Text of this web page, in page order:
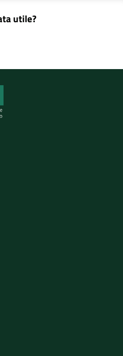
utile?
a migliorare il servizio